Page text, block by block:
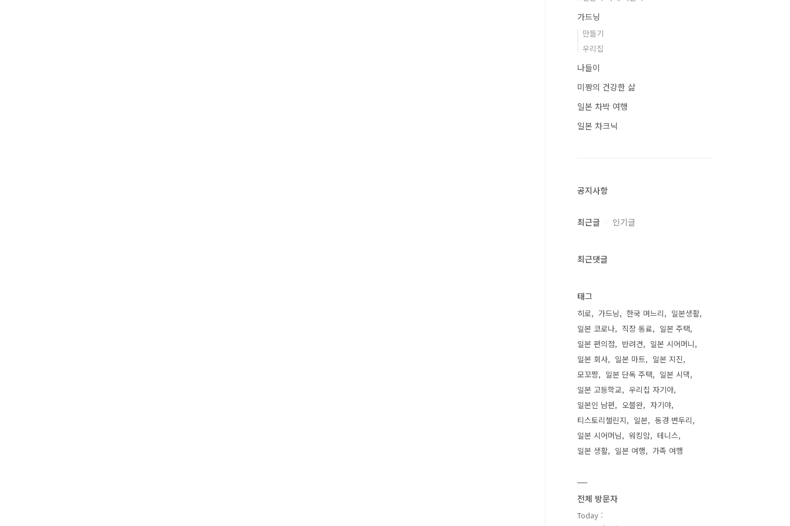
가드닝
만들기
우리집
나들이
미짱의 건강한 삶
일본 차박 여행
일본 차크닉
공지사항
최근글 인기글
최근댓글
태그
히로 가드닝 한국 며느리
일본생활
일본 코로나
직장 동료
일본 주택
일본 편의점
반려견
일본 시어머니
일본 회사
일본 마트
일본 지진
모꼬짱
일본 단독 주택
일본 시댁
일본 고등학교
우리집 자기야
일본인 남편
오블완
자기야
티스토리챌린지
일본
동경 변두리
일본 시어머님
워킹맘
테니스
일본 생활
일본 여행 가족 여행
전체 방문자
Today :